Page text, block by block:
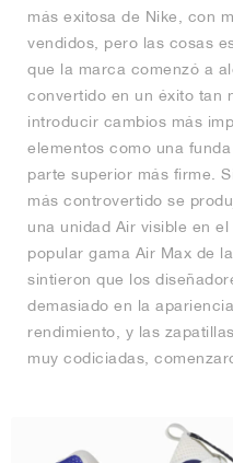
más exitosa de Nike, con
vendidos, pero las cosas
que la marca comenzó a
convertido en un éxito tan
introducir cambios más
elementos como una
parte superior más firme.
más controvertido se
una unidad Air visible en
popular gama Air Max de
sintieron que los
demasiado en la
rendimiento, y las
muy codiciadas,